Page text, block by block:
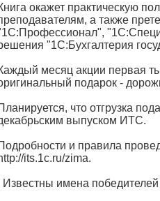
окажет практическую
а также
"1С:Бухгалтерия
месяц акции первая
подарок -
что отгрузка
выпуском ИТС.
и правила
its.1c.ru/zima.
Известны имена